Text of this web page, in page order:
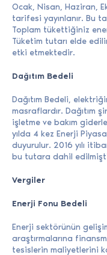
Ocak, Nisan, Haziran,
tarifesi yayınlanır. Bu
Toplam tükettiğiniz
Tüketim tutarı elde
etki etmektedir.
Dağıtım Bedeli
Dağıtım Bedeli,
masraflardır. Dağıtım
işletme ve bakım
yılda 4 kez Enerji
duyurulur. 2016 yılı
bu tutara dahil
Vergiler
Enerji Fonu Bedeli
Enerji sektörünün
araştırmalarına
tesislerin maliyetlerini